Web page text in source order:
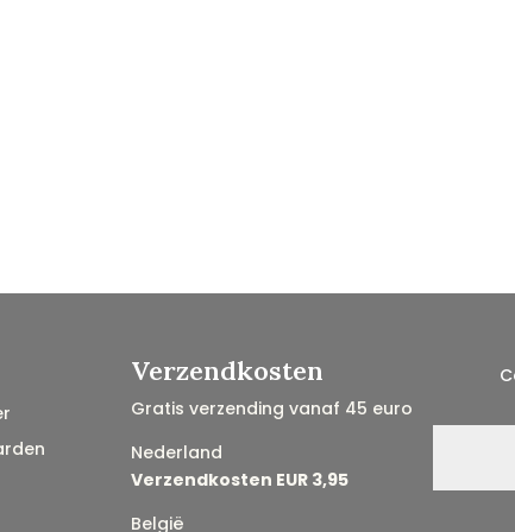
Verzendkosten
Gratis verzending vanaf 45 euro
Nederland
Verzendkosten EUR 3,95
België